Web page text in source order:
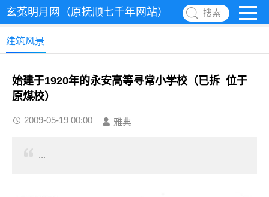
玄菟明月网（原抚顺七千年网站） 搜索
建筑风景
始建于1920年的永安高等寻常小学校（已拆 位于
原煤校）
2009-05-19 00:00 雅典
...